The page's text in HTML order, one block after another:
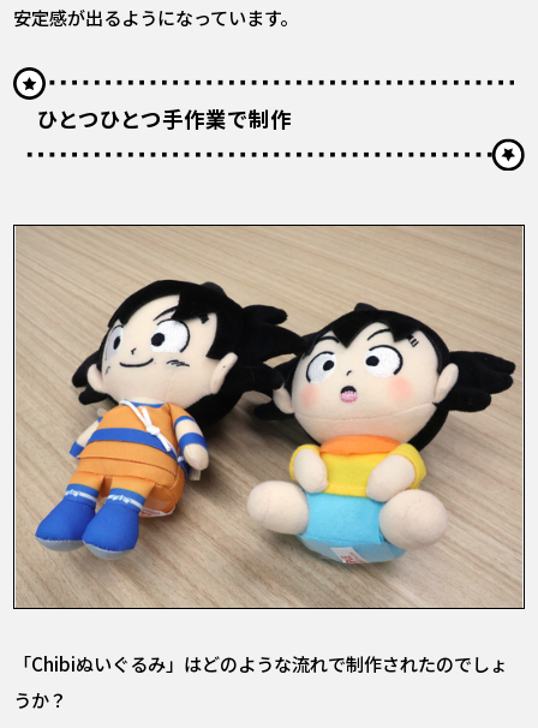
安定感が出るようになっています。
ひとつひとつ手作業で制作
――「Chibiぬいぐるみ」はどのような流れで制作されたのでしょ
うか？